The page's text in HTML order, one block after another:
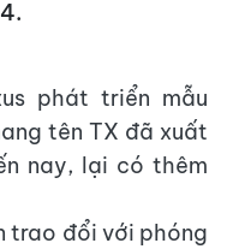
phát triển mẫu
tên TX đã xuất
nay, lại có thêm
trao đổi với phóng